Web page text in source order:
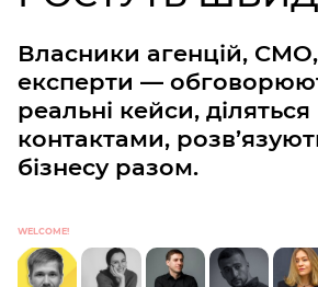
Власники агенцій,
експерти —
реальні кейси, діляться
контактами,
бізнесу разом.
WELCOME!